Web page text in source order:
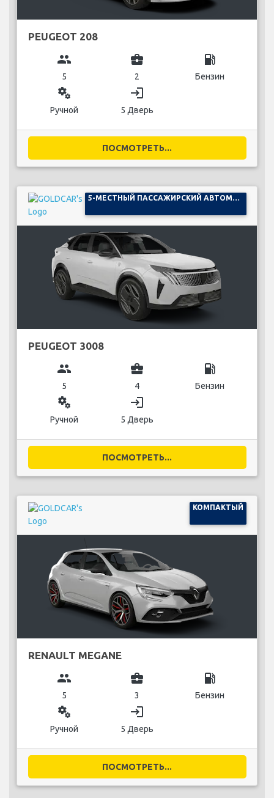
PEUGEOT 208
group
5
business_center
2
local_gas_station
Бензин
miscellaneous_services
Ручной
login
5 Дверь
ПОСМОТРЕТЬ...
5-МЕСТНЫЙ ПАССАЖИРСКИЙ АВТОМОБИЛЬ
PEUGEOT 3008
group
5
business_center
4
local_gas_station
Бензин
miscellaneous_services
Ручной
login
5 Дверь
ПОСМОТРЕТЬ...
КОМПАКТЫЙ
RENAULT MEGANE
group
5
business_center
3
local_gas_station
Бензин
miscellaneous_services
Ручной
login
5 Дверь
ПОСМОТРЕТЬ...